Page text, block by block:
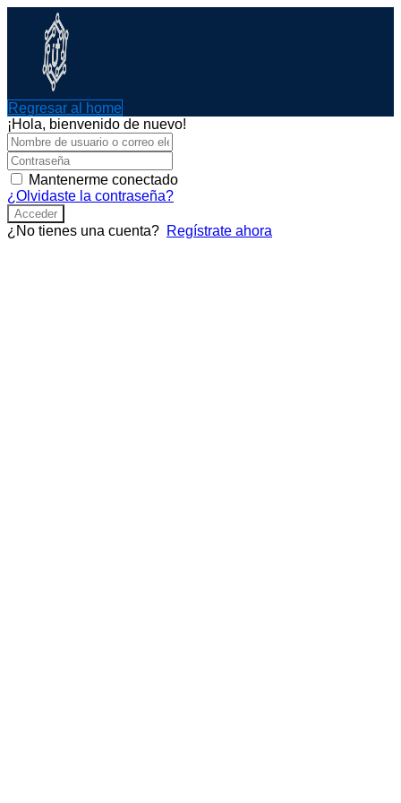
contenido
Regresar al home
¡Hola, bienvenido de nuevo!
Mantenerme conectado
¿Olvidaste la contraseña?
Acceder
¿No tienes una cuenta? Regístrate ahora